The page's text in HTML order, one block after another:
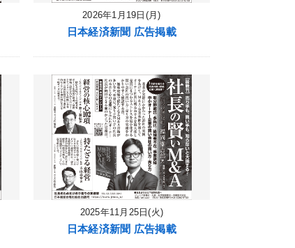
2026年1月19日(月)
日本経済新聞 広告掲載
2025年11月25日(火)
日本経済新聞 広告掲載